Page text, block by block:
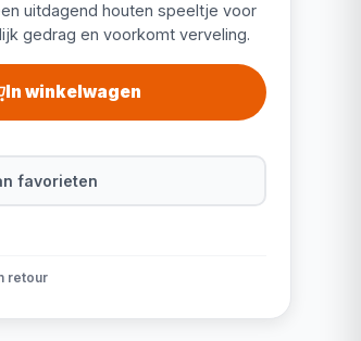
uitdagend houten speeltje voor
gedrag en voorkomt verveling.
In winkelwagen
favorieten
retour